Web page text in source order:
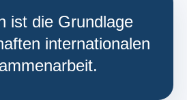
ist die Grundlage
internationalen